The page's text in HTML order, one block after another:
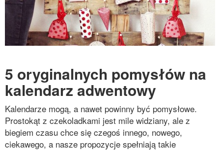
5 oryginalnych pomysłów na
kalendarz adwentowy
Kalendarze mogą, a nawet powinny być pomysłowe.
Prostokąt z czekoladkami jest mile widziany, ale z
biegiem czasu chce się czegoś innego, nowego,
ciekawego, a nasze propozycje spełniają takie